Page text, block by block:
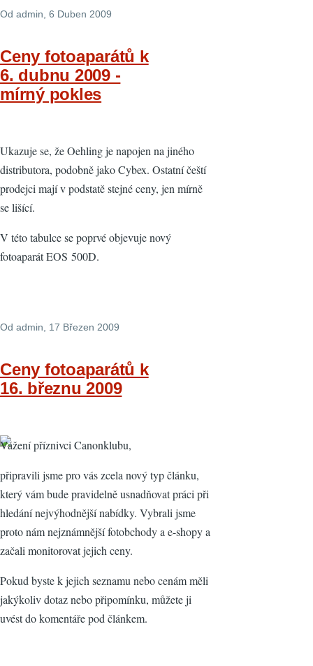
Od admin , 6 Duben 2009
Ceny fotoaparátů k
6. dubnu 2009 -
mírný pokles
Ukazuje se, že Oehling je napojen na jiného
distributora, podobně jako Cybex. Ostatní čeští
prodejci mají v podstatě stejné ceny, jen mírně
se lišící.
V této tabulce se poprvé objevuje nový
fotoaparát EOS 500D.
Od admin , 17 Březen 2009
Ceny fotoaparátů k
16. březnu 2009
Vážení příznivci Canonklubu,
připravili jsme pro vás zcela nový typ článku,
který vám bude pravidelně usnadňovat práci při
hledání nejvýhodnější nabídky. Vybrali jsme
proto nám nejznámnější fotobchody a e-shopy a
začali monitorovat jejich ceny.
Pokud byste k jejich seznamu nebo cenám měli
jakýkoliv dotaz nebo připomínku, můžete ji
uvést do komentáře pod článkem.